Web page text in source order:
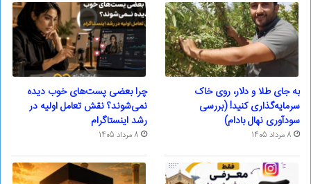
به جای طلا و دلار، روی خاک
سرمایه‌گذاری کنید! (بررسی
سودآوری نهال بادام)
8 مرداد 1405
چرا بعضی پست‌های خوب دیده
نمی‌شوند؟ نقش تعامل اولیه در
رشد اینستاگرام
8 مرداد 1405